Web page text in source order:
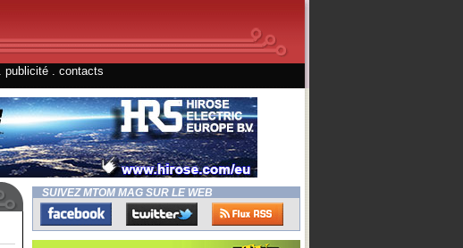
publicité contacts
SUIVEZ MTOM MAG SUR LE WEB